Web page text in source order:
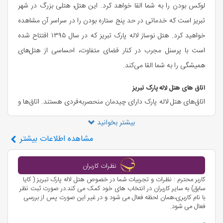
لوکس بودن را به شما القا خواهد کرد. این هتل، هتلی بزرگ در شهر
تبریز است که خدماتی در حد پنج ستاره بودن را در سراسر آن مشاهده
خواهید کرد. هتل نوساز لاله پارک تبریز که در سال ۱۳۹۵ افتتاح شده‌
است با پرسنل مجرب در کنار فضای متفاوت، احساسی از هتل‌های
همیشگی را به شما القا می‌کند.
اتاق های هتل لاله پارک تبریز
اتاق‌های هتل لاله پارک دارای چیدمان منحصربه‌فردی هستند. اتاق‌ها و
سوئیت‌های هتل نوساز کایا، بسیار لوکس و شیک بوده و امکانات
شده تا میهمانان خاطره‌ای دلپذیر در ذهن‌شان باقی بماند. از جمله این
امکانات می‌توان به مبلمان‌ شیک، اینترنت رایگان و مینی‌بار اشاره کرد.
برای کسانی که به تنهایی سفر می‌کنند، یکی از مناسب‌ترین انتخاب‌ها،
اتاق دولوکس یک تخته است. اتاق‌هایی به همین سبک با ظرفیت ۲
نفر نیز تحت عنوان اتاق دولوکس دوتخته ارائه می‌شوند. کسانی که
بیشتر بخوانید
مشاهده اطلاعات بیشتر
نظرات کاربران
کاربر محترم : نظرات و تجربیات شما در خصوص هتل لاله پارک تبریز ( کایا
سابق) به سایر کاربران در انتخاب های خود کمک می کند.در صورت ثبت نظر
با نام کاربری،همان لحظه فعال می شود و در غیر این صورت پس از بررسی
فعال می شود.